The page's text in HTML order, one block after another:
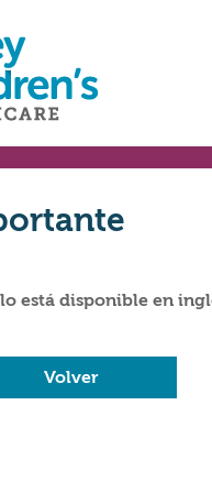
está disponible en
Volver